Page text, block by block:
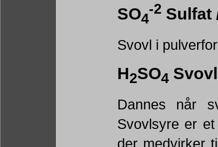
SO4
-2 Sulfat
Svovl i
H2SO4
Dannes når
Svovlsyre er
der medvirker